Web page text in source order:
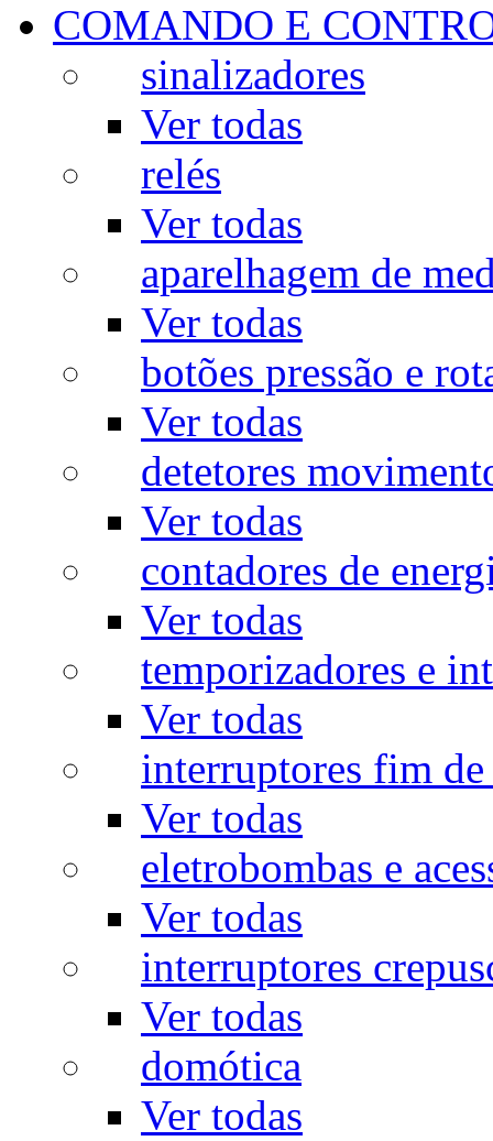
COMANDO E
sinalizadores
Ver todas
relés
Ver todas
aparelhagem de
Ver todas
botões pressão e
Ver todas
detetores
Ver todas
contadores de
Ver todas
temporizadores e
Ver todas
interruptores fim de
Ver todas
eletrobombas e
Ver todas
interruptores
Ver todas
domótica
Ver todas